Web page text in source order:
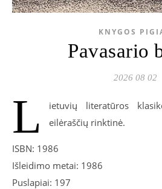
KNYGOS
Pavasario
2026 08 02
L
ietuvių literatūros
eilėraščių rinktinė.
ISBN: 1986
Išleidimo metai: 1986
Puslapiai: 197